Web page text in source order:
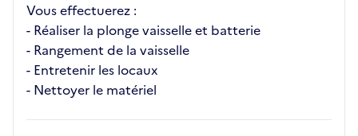
Vous effectuerez :
- Réaliser la plonge vaisselle et batterie
- Rangement de la vaisselle
- Entretenir les locaux
- Nettoyer le matériel